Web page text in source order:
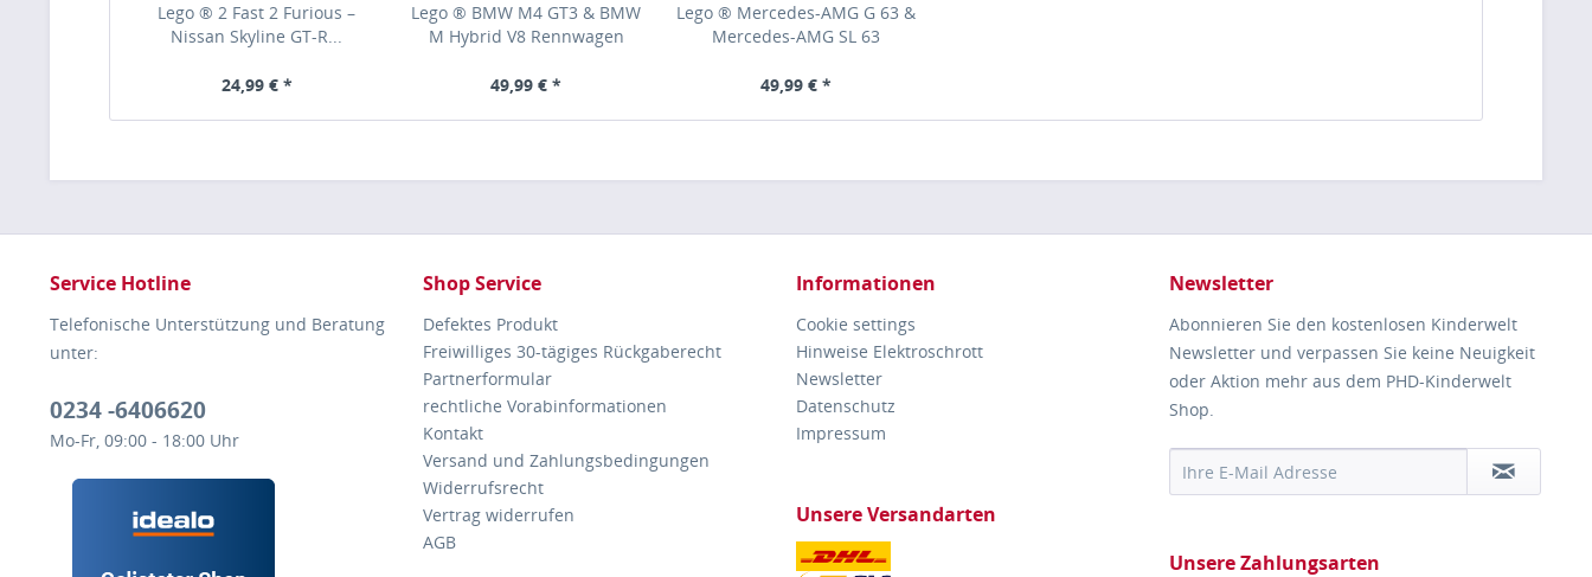
Lego ® 2 Fast 2 Furious –
Nissan Skyline GT-R...
24,99 € *
Lego ® BMW M4 GT3 & BMW
M Hybrid V8 Rennwagen
49,99 € *
Lego ® Mercedes-AMG G 63 &
Mercedes-AMG SL 63
49,99 € *
Service Hotline
Telefonische Unterstützung und Beratung
unter:
0234 -6406620
Mo-Fr, 09:00 - 18:00 Uhr
Shop Service
Defektes Produkt
Freiwilliges 30-tägiges Rückgaberecht
Partnerformular
rechtliche Vorabinformationen
Kontakt
Versand und Zahlungsbedingungen
Widerrufsrecht
Vertrag widerrufen
AGB
Informationen
Cookie settings
Hinweise Elektroschrott
Newsletter
Datenschutz
Impressum
Unsere Versandarten
Newsletter
Abonnieren Sie den kostenlosen Kinderwelt
Newsletter und verpassen Sie keine Neuigkeit
oder Aktion mehr aus dem PHD-Kinderwelt
Shop.
Unsere Zahlungsarten